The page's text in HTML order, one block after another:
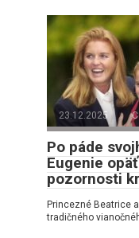
23.12.2025
Po páde
Eugenie
pozornosti
Princezné Beatrice
tradičného